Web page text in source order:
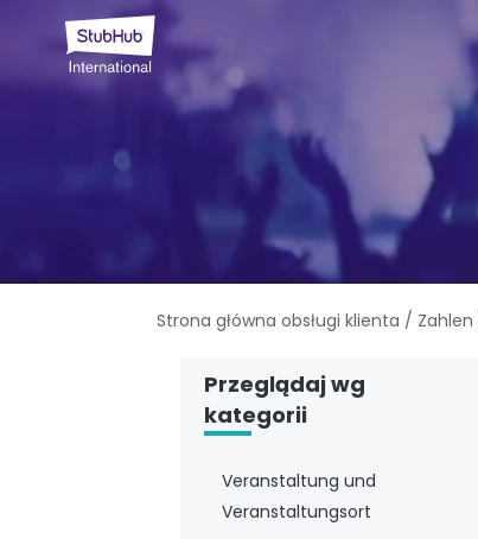
Strona główna obsługi klienta / Zahlen
Przeglądaj wg
kategorii
Veranstaltung und
Veranstaltungsort